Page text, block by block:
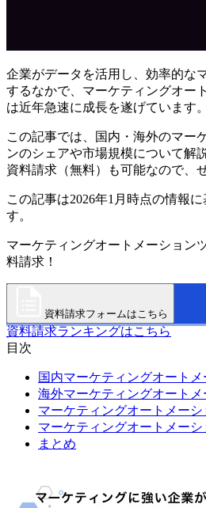
企業がデータを活用し、効率的な
するなかで、マーケティングオー
は近年急速に成長を遂げています。
この記事では、国内・海外のマー
ンのシェアや市場規模について解
資料請求（無料）も可能なので、
この記事は2026年1月時点の情報
す。
マーケティングオートメーション
料請求！
資料請求フォームはこちら
資料請求ランキングはこちら
目次
国内マーケティングオート
海外マーケティングオート
マーケティングオートメーシ
マーケティングオートメー
まとめ